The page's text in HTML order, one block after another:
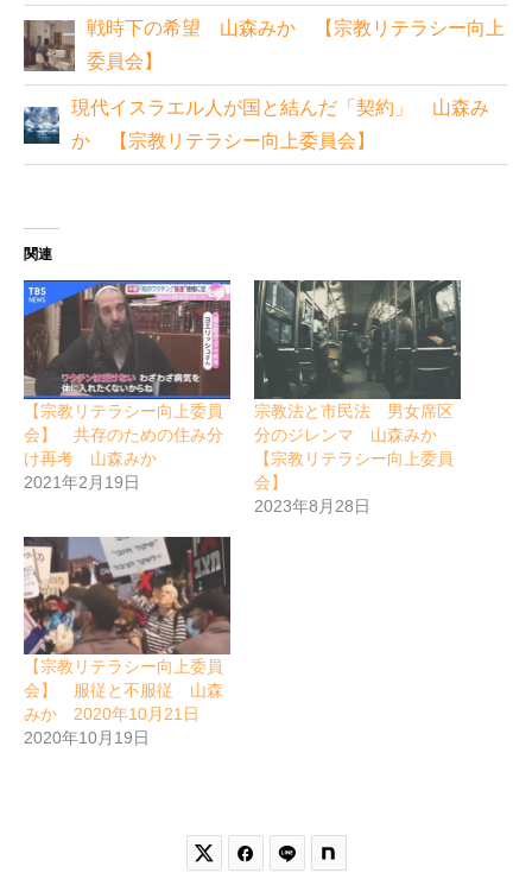
戦時下の希望 山森みか 【宗教リテラシー向上
委員会】
現代イスラエル人が国と結んだ「契約」 山森み
か 【宗教リテラシー向上委員会】
関連
【宗教リテラシー向上委員
会】 共存のための住み分
け再考 山森みか
2021年2月19日
宗教法と市民法 男女席区
分のジレンマ 山森みか
【宗教リテラシー向上委員
会】
2023年8月28日
【宗教リテラシー向上委員
会】 服従と不服従 山森
みか 2020年10月21日
2020年10月19日
 